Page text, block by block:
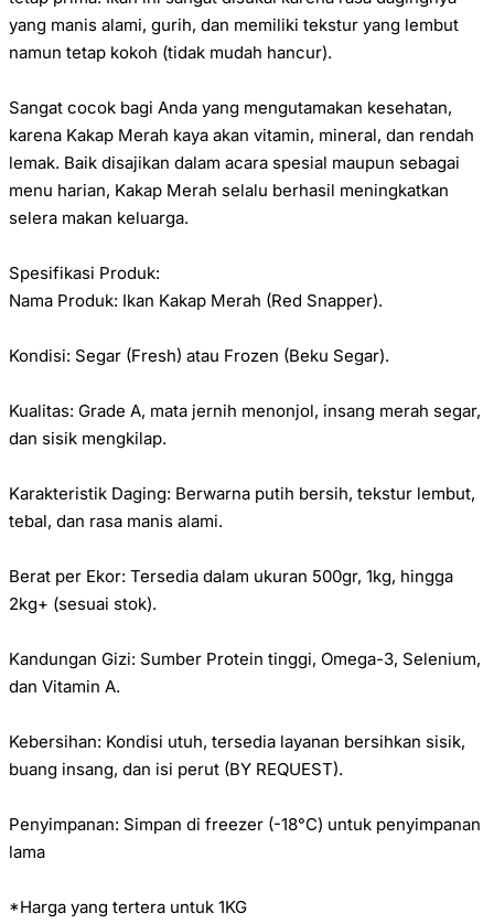
yang manis alami, gurih, dan memiliki tekstur yang lembut
namun tetap kokoh (tidak mudah hancur).
Sangat cocok bagi Anda yang mengutamakan kesehatan,
karena Kakap Merah kaya akan vitamin, mineral, dan rendah
lemak. Baik disajikan dalam acara spesial maupun sebagai
menu harian, Kakap Merah selalu berhasil meningkatkan
selera makan keluarga.
Spesifikasi Produk:
Nama Produk: Ikan Kakap Merah (Red Snapper).
Kondisi: Segar (Fresh) atau Frozen (Beku Segar).
Kualitas: Grade A, mata jernih menonjol, insang merah segar,
dan sisik mengkilap.
Karakteristik Daging: Berwarna putih bersih, tekstur lembut,
tebal, dan rasa manis alami.
Berat per Ekor: Tersedia dalam ukuran 500gr, 1kg, hingga
2kg+ (sesuai stok).
Kandungan Gizi: Sumber Protein tinggi, Omega-3, Selenium,
dan Vitamin A.
Kebersihan: Kondisi utuh, tersedia layanan bersihkan sisik,
buang insang, dan isi perut (BY REQUEST).
Penyimpanan: Simpan di freezer (-18°C) untuk penyimpanan
lama
*Harga yang tertera untuk 1KG